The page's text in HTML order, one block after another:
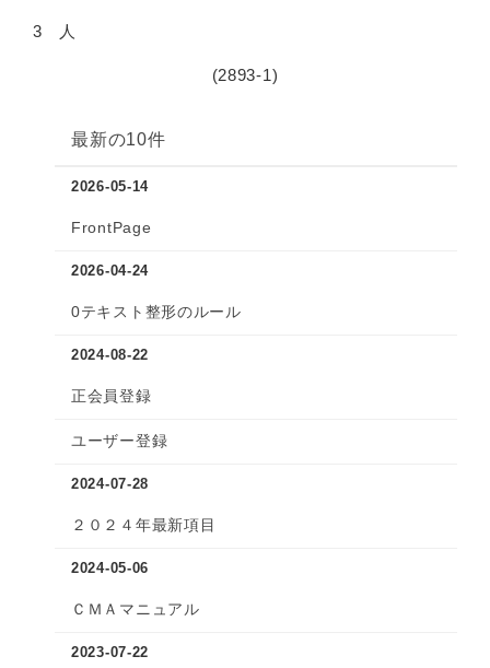
3 人
(2893-1)
最新の10件
2026-05-14
FrontPage
2026-04-24
0テキスト整形のルール
2024-08-22
正会員登録
ユーザー登録
2024-07-28
２０２４年最新項目
2024-05-06
ＣＭＡマニュアル
2023-07-22